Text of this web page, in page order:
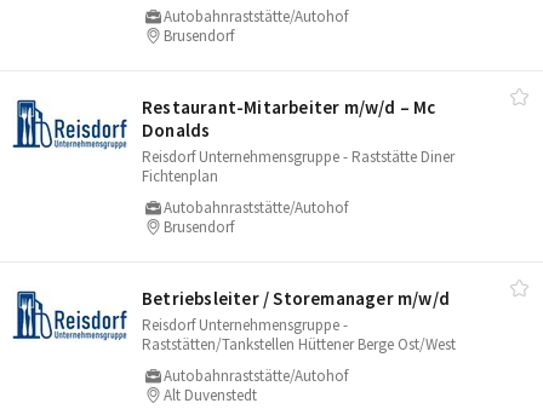
Autobahnraststätte/Autohof
Brusendorf
Restaurant-Mitarbeiter m/​w/​d – Mc
Donalds
Reisdorf Unternehmensgruppe - Raststätte Diner
Fichtenplan
Autobahnraststätte/Autohof
Brusendorf
Betriebsleiter /​ Storemanager m/​w/​d
Reisdorf Unternehmensgruppe -
Raststätten/Tankstellen Hüttener Berge Ost/West
Autobahnraststätte/Autohof
Alt Duvenstedt